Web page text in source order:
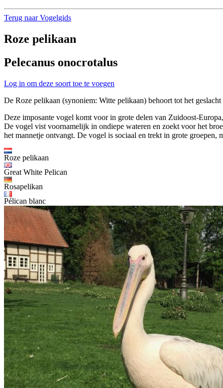
Terug naar Vogelgids
Roze pelikaan
Pelecanus onocrotalus
Log in om deze soort toe te voegen
De Roze pelikaan (synoniem: Witte pelikaan) behoort tot het geslacht
Deze imposante vogel komt voor in grote delen van Zuidoost-
De vogel vist voornamelijk in ondiepe wateren en zoekt voor het
het mannetje ontvangt. De vogel is sociaal en trekt in grote
Roze pelikaan
Great White Pelican
Rosapelikan
Pélican blanc